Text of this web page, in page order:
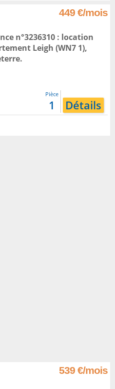
449 €/mois
n°3236310 : location
Leigh (WN7 1),
.
Pièce
1 Détails
539 €/mois